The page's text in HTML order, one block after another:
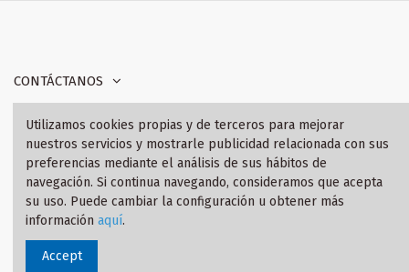
CONTÁCTANOS
INFORMACIÓN
SÍGANOS
Utilizamos cookies propias y de terceros para mejorar
nuestros servicios y mostrarle publicidad relacionada con sus
preferencias mediante el análisis de sus hábitos de
navegación. Si continua navegando, consideramos que acepta
su uso. Puede cambiar la configuración u obtener más
información aquí.
Accept